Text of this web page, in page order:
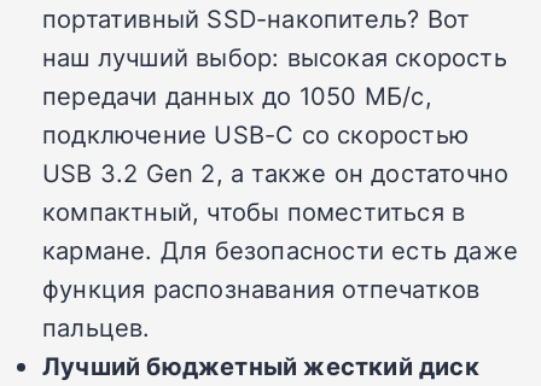
портативный SSD-накопитель? Вот
наш лучший выбор: высокая скорость
передачи данных до 1050 МБ/с,
подключение USB-C со скоростью
USB 3.2 Gen 2, а также он достаточно
компактный, чтобы поместиться в
кармане. Для безопасности есть даже
функция распознавания отпечатков
пальцев.
Лучший бюджетный жесткий диск